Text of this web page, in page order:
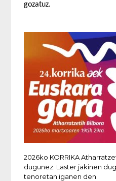
gozatuz.
2026ko KORRIKA
dugunez. Laster jakinen
tenoretan iganen den.